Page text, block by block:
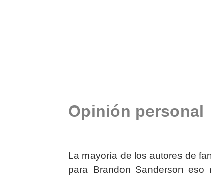
Opinión personal
La mayoría de los autores de
para Brandon Sanderson